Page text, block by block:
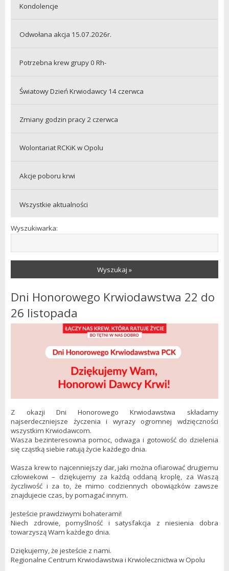
Kondolencje
Odwołana akcja 15.07.2026r.
Potrzebna krew grupy 0 Rh-
Światowy Dzień Krwiodawcy 14 czerwca
Zmiany godzin pracy 2 czerwca
Wolontariat RCKiK w Opolu
Akcje poboru krwi
Wszystkie aktualności
Wyszukiwarka:
Wyszukaj »
Dni Honorowego Krwiodawstwa 22 do
26 listopada
Z okazji Dni Honorowego Krwiodawstwa składamy
najserdeczniejsze życzenia i wyrazy ogromnej wdzięczności
wszystkim Krwiodawcom.
Wasza bezinteresowna pomoc, odwaga i gotowość do dzielenia
się cząstką siebie ratują życie każdego dnia.
Wasza krew to najcenniejszy dar, jaki można ofiarować drugiemu
człowiekowi – dziękujemy za każdą oddaną kroplę, za Waszą
życzliwość i za to, że mimo codziennych obowiązków zawsze
znajdujecie czas, by pomagać innym.
Jesteście prawdziwymi bohaterami!
Niech zdrowie, pomyślność i satysfakcja z niesienia dobra
towarzyszą Wam każdego dnia.
Dziękujemy, że jesteście z nami.
Regionalne Centrum Krwiodawstwa i Krwiolecznictwa w Opolu